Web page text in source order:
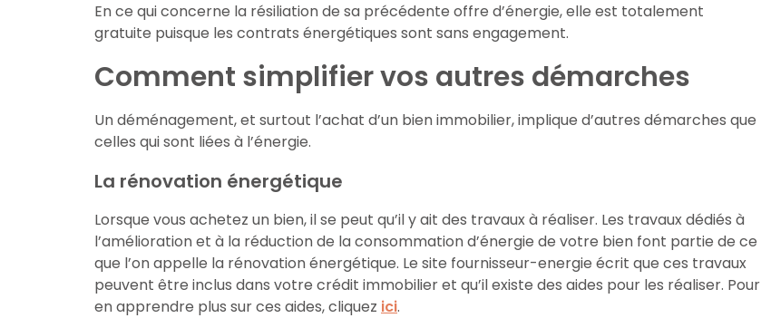
En ce qui concerne la résiliation de sa précédente offre d’énergie, elle est totalement
gratuite puisque les contrats énergétiques sont sans engagement.
Comment simplifier vos autres démarches
Un déménagement, et surtout l’achat d’un bien immobilier, implique d’autres démarches que
celles qui sont liées à l’énergie.
La rénovation énergétique
Lorsque vous achetez un bien, il se peut qu’il y ait des travaux à réaliser. Les travaux dédiés à
l’amélioration et à la réduction de la consommation d’énergie de votre bien font partie de ce
que l’on appelle la rénovation énergétique. Le site fournisseur-energie écrit que ces travaux
peuvent être inclus dans votre crédit immobilier et qu’il existe des aides pour les réaliser. Pour
en apprendre plus sur ces aides, cliquez ici.